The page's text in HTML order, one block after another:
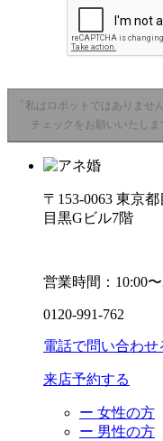
「私はロボットではありませ
チェックをお願いいたしま
〒153-0063 東京
目黒Gビル7階
営業時間：10:00
0120-991-762
電話で問い合わせ
来店予約する
ー 女性の方
ー 男性の方